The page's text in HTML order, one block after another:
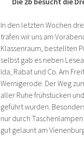
In den letzten Wochen
trafen wir uns am
Klassenraum, bestellten
selbst gab es neben
Ida, Rabat und Co. Am
Wernigerode. Der Weg
aller Ruhe frühstücken
geführt wurden.
nur durch
gut gelaunt am